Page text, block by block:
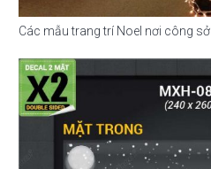
Các mẫu trang trí Noel nơi công sở